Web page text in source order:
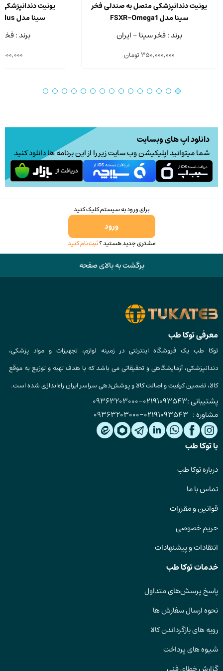
یونیت دندانپزشکی متصل به صندلی فخر
سینا مدل FSXR-Omega1
برند : فخر سینا - ایران
350,000,000تومان
یونیت
سینا مدل FSXR-Omega1 Plus
برند :
دانلود اپ های وبسایت
شما میتوانید اپلیکیشن وب سایت زیر را از این برنامه ها دانلود کنید
برای ورود به سیستم کلیک کنید
ورود
مشتری جدید هستید ؟ثبت نام کنید
برگشت به بالای صفحه
معرفی توکا طب
توکا طب یک فروشگاه اینترنتی در زمینه لوازم، تجهیزات و مواد پزشکی،
دندانپزشکی، آزمایشگاهی و تحقیقاتی می باشد که با هدف تهیه و توزیع به موقع
کالا، تضمین کیفیت و اصالت کالا و پوشش‌دهی سراسر ایران راه‌اندازی شده است.
پشتیبانی :02191093543
-
09363203000
مشاوره : 02191093543
-
09363203000
با توکا طب
درباره توکا طب
تماس با ما
قوانین و مقررات
حریم خصوصی
انتقادات و پیشنهادات
خدمات توکا طب
پاسخ پرسش‌های متداول
نحوه ارسال سفارش ها
رویه های بازگرداندن کالا
شیوه های پرداخت